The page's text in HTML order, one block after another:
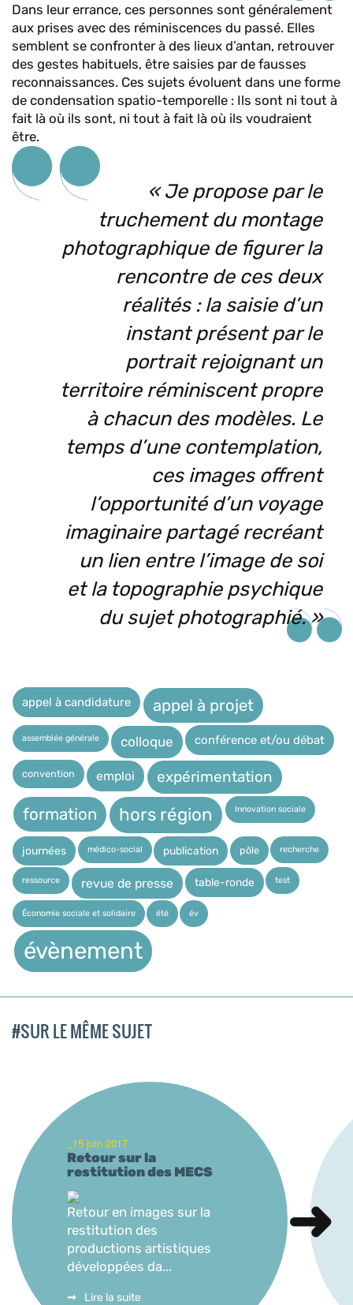
Dans leur errance, ces personnes sont généralement
aux prises avec des réminiscences du passé. Elles
semblent se confronter à des lieux d’antan, retrouver
des gestes habituels, être saisies par de fausses
reconnaissances. Ces sujets évoluent dans une forme
de condensation spatio-temporelle : Ils sont ni tout à
fait là où ils sont, ni tout à fait là où ils voudraient
être.
« Je propose par le
truchement du montage
photographique de figurer la
rencontre de ces deux
réalités : la saisie d’un
instant présent par le
portrait rejoignant un
territoire réminiscent propre
à chacun des modèles. Le
temps d’une contemplation,
ces images offrent
l’opportunité d’un voyage
imaginaire partagé recréant
un lien entre l’image de soi
et la topographie psychique
du sujet photographié. »
appel à candidature appel à projet
assemblée générale colloque conférence et/ou débat
convention emploi expérimentation
formation hors région Innovation sociale
journées médico-social publication pôle recherche
ressource revue de presse table-ronde test
Économie sociale et solidaire été év
évènement
#SUR LE MÊME SUJET
_15 juin 2017
Retour sur la
restitution des MECS
Retour en images sur la
restitution des
productions artistiques
développées da...
Lire la suite